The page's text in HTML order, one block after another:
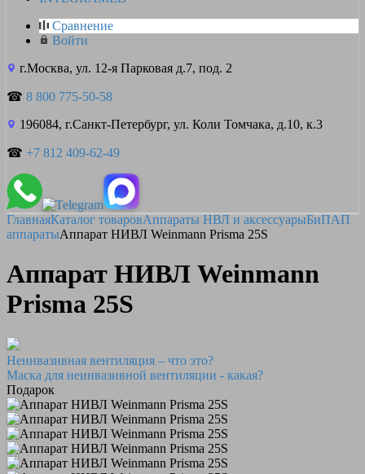
Сравнение
Войти
г.Москва, ул. 12-я Парковая д.7, под. 2
☎ 8 800 775-50-58
196084, г.Санкт-Петербург, ул. Коли Томчака, д.10, к.3
☎ +7 812 409-62-49
ГлавнаяКаталог товаровАппараты НВЛ и аксессуарыБиПАП
аппаратыАппарат НИВЛ Weinmann Prisma 25S
Аппарат НИВЛ Weinmann
Prisma 25S
Неинвазивная вентиляция – что это?
Маска для неинвазивной вентиляции - какая?
Подарок